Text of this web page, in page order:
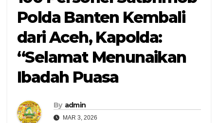
Polda Banten Kembali
dari Aceh, Kapolda:
“Selamat Menunaikan
Ibadah Puasa
By admin
MAR 3, 2026